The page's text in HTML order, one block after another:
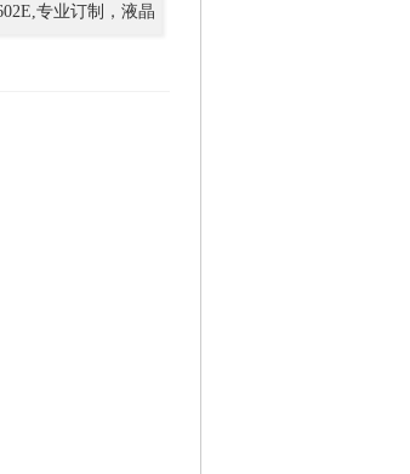
专业订制，液晶